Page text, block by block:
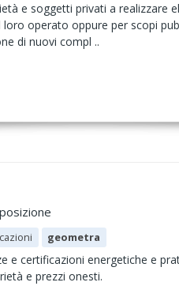
e soggetti privati a realizzare
operato oppure per scopi
di nuovi compl ..
geometra
e certificazioni energetiche e
e prezzi onesti.